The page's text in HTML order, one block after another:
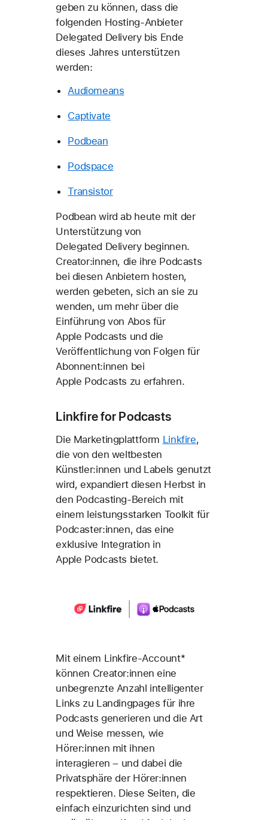
geben zu können, dass die
folgenden Hosting-Anbieter
Delegated Delivery bis Ende
dieses Jahres unterstützen
werden:
Audiomeans
Captivate
Podbean
Podspace
Transistor
Podbean wird ab heute mit der
Unterstützung von
Delegated Delivery beginnen.
Creator:innen, die ihre Podcasts
bei diesen Anbietern hosten,
werden gebeten, sich an sie zu
wenden, um mehr über die
Einführung von Abos für
Apple Podcasts und die
Veröffentlichung von Folgen für
Abonnent:innen bei
Apple Podcasts zu erfahren.
Linkfire for Podcasts
Die Marketingplattform Linkfire,
die von den weltbesten
Künstler:innen und Labels genutzt
wird, expandiert diesen Herbst in
den Podcasting-Bereich mit
einem leistungsstarken Toolkit für
Podcaster:innen, das eine
exklusive Integration in
Apple Podcasts bietet.
Mit einem Linkfire-Account*
können Creator:innen eine
unbegrenzte Anzahl intelligenter
Links zu Landingpages für ihre
Podcasts generieren und die Art
und Weise messen, wie
Hörer:innen mit ihnen
interagieren – und dabei die
Privatsphäre der Hörer:innen
respektieren. Diese Seiten, die
einfach einzurichten sind und